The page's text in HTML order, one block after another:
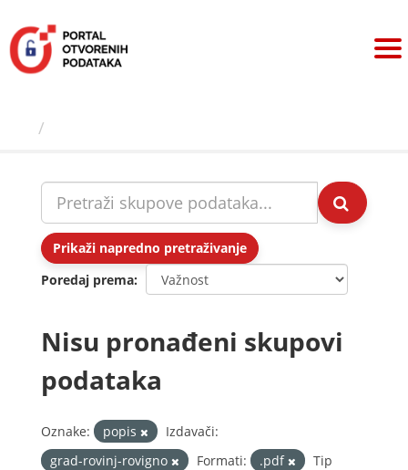
sadržaj
Prikaži napredno pretraživanje
Poredaj prema
Nisu pronađeni skupovi
podataka
Oznake: popis
Izdavači:
grad-rovinj-rovigno
Formati: .pdf
Tip